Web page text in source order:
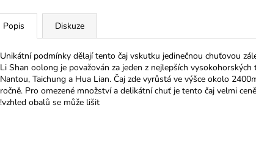
Popis Diskuze
Unikátní podmínky dělají tento čaj vskutku jedinečnou chuťovou
Li Shan oolong je považován za jeden z nejlepších
Nantou, Taichung a Hua Lian. Čaj zde vyrůstá ve výšce okolo
ročně. Pro omezené množství a delikátní chuť je tento čaj velmi
!vzhled obalů se může lišit